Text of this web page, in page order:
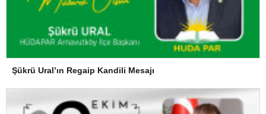
Şükrü Ural’ın Regaip Kandili Mesajı